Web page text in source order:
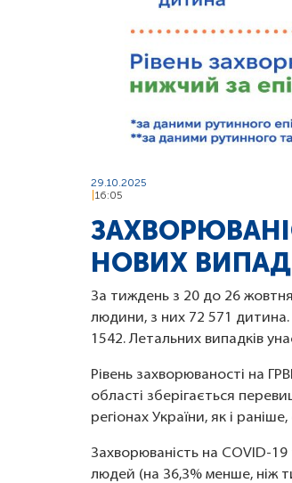
29.10.2025
16:05
НОВИХ
За тиждень з 20 до 26 жовтня
людини, з них 72 571 дитина.
1542. Летальних випадків
Рівень захворюваності на
області зберігається
регіонах України, як і
Захворюваність на COVID-
людей (на 36,3% менше, ніж